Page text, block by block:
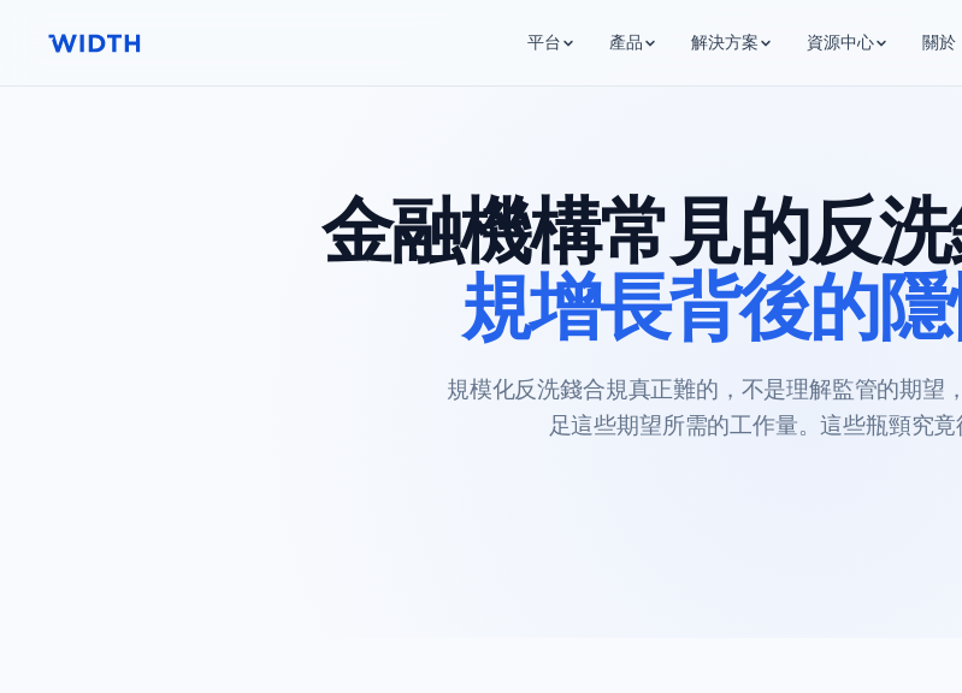
平台 產品 解決方案 資源中心 關於
金融機構常見的反
規增長背後的
規模化反洗錢合規真正難的，不是理解監管的期望
足這些期望所需的工作量。這些瓶頸究竟